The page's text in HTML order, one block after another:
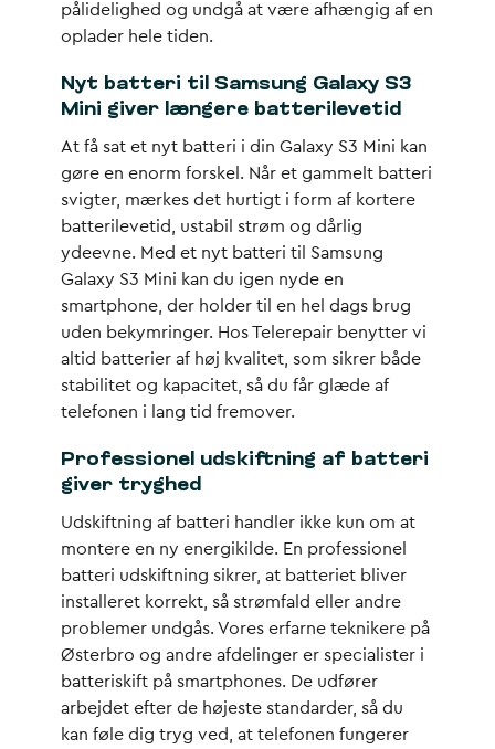
pålidelighed og undgå at være afhængig af en
oplader hele tiden.
Nyt batteri til Samsung Galaxy S3
Mini giver længere batterilevetid
At få sat et nyt batteri i din Galaxy S3 Mini kan
gøre en enorm forskel. Når et gammelt batteri
svigter, mærkes det hurtigt i form af kortere
batterilevetid, ustabil strøm og dårlig
ydeevne. Med et nyt batteri til Samsung
Galaxy S3 Mini kan du igen nyde en
smartphone, der holder til en hel dags brug
uden bekymringer. Hos Telerepair benytter vi
altid batterier af høj kvalitet, som sikrer både
stabilitet og kapacitet, så du får glæde af
telefonen i lang tid fremover.
Professionel udskiftning af batteri
giver tryghed
Udskiftning af batteri handler ikke kun om at
montere en ny energikilde. En professionel
batteri udskiftning sikrer, at batteriet bliver
installeret korrekt, så strømfald eller andre
problemer undgås. Vores erfarne teknikere på
Østerbro og andre afdelinger er specialister i
batteriskift på smartphones. De udfører
arbejdet efter de højeste standarder, så du
kan føle dig tryg ved, at telefonen fungerer